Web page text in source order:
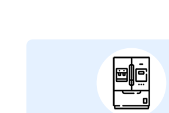
Problemas
em